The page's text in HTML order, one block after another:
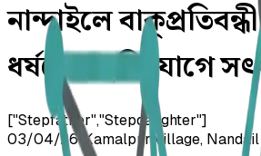
নান্দাইলে
ধর্ষণের অভিযোগে
["Stepfather","Stepdaughter"]
03/04/26• Kamalpur village, Nandail